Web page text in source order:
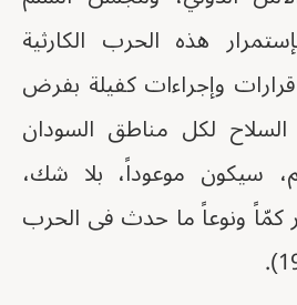
هذه الحرب الكارثية
وإجراءات كفيلة بفرض
لكل مناطق السودان
سيكون موعوداً، بلا شك،
كمّاً ونوعاً ما حدث فى الحرب